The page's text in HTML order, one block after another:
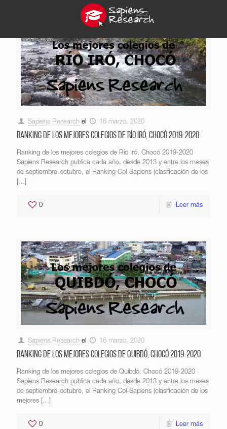
Sapiens Research el 16 marzo, 2020
Ranking de los mejores colegios de Río Iró, Chocó 2019-2020
Ranking de los mejores colegios de Río Iró, Chocó 2019-2020
Sapiens Research publica cada año, desde 2013 y entre los meses
de septiembre-octubre, el Ranking Col-Sapiens (clasificación de los
[…]
0 Leer más
Sapiens Research el 16 marzo, 2020
Ranking de los mejores colegios de Quibdó, Chocó 2019-2020
Ranking de los mejores colegios de Quibdó, Chocó 2019-2020
Sapiens Research publica cada año, desde 2013 y entre los meses
de septiembre-octubre, el Ranking Col-Sapiens (clasificación de los
mejores […]
0 Leer más